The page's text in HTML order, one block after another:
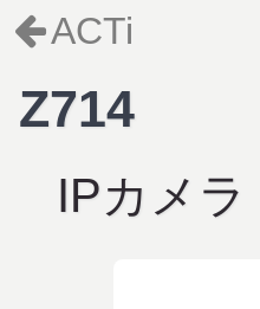
ACTi
Z714
IPカメ